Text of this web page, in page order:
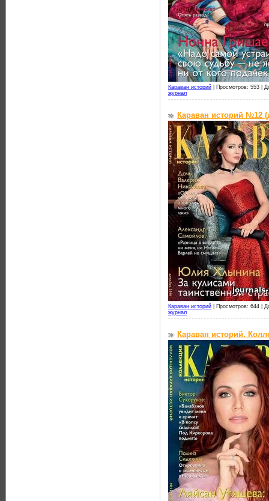
Караван историй Просмотров: 553 |
журнал
Караван историй №12
Караван историй Просмотров: 644 |
журнал
Караван историй.